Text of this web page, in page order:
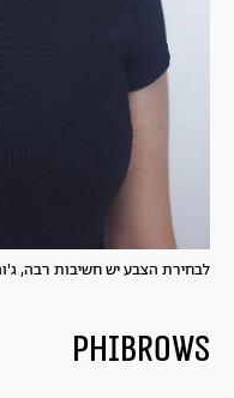
לבחירת הצבע יש חשיבות רבה,